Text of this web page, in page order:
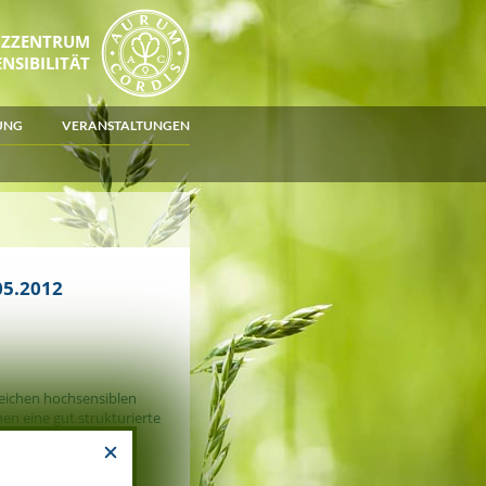
VERANSTALTUNGEN
hochsensiblen
eine gut strukturierte
für hochsensible
mit der